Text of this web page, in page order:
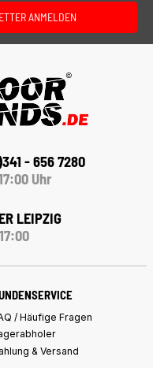
ANMELDEN
- 656 7280
Uhr
LEIPZIG
/ Häufige Fragen
& Versand